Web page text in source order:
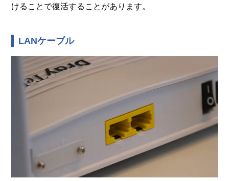
けることで復活することがあります。
LANケーブル